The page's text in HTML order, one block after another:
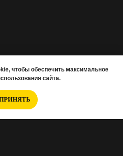
чтобы обеспечить максимальное
сайта.